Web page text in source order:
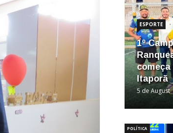
ESPORTE
1º
Itaporã
5 de August
POLÍTICA